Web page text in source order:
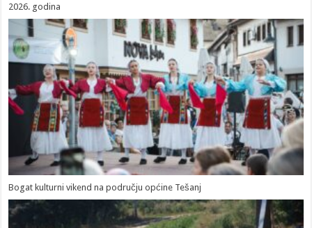
2026. godina
Bogat kulturni vikend na području općine Tešanj